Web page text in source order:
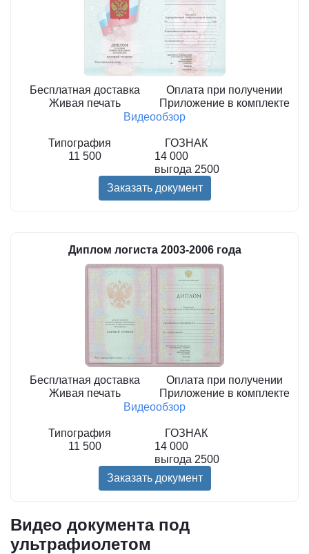
Бесплатная доставка
Живая печать
Оплата при получении
Приложение в комплекте
Видеообзор
Типография
ГОЗНАК
11 500
14 000
выгода 2500
Заказать документ
Диплом логиста 2003-2006 года
Бесплатная доставка
Живая печать
Оплата при получении
Приложение в комплекте
Видеообзор
Типография
ГОЗНАК
11 500
14 000
выгода 2500
Заказать документ
Видео документа под
ультрафиолетом